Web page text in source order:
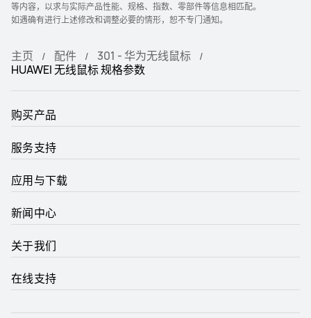
等内容，以求与实际产品性能、规格、指数、零部件等信息相匹配。
如遇确有进行上述修改和调整必要的情形，恕不专门通知。
主页 配件
301 - 华为无线鼠标
HUAWEI 无线鼠标 规格参数
购买产品
服务支持
应用与下载
新闻中心
关于我们
在线支持